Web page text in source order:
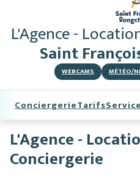
L'Agence -
Saint
WEBCAMS MÉTÉO/
Skier
Hébergements
Activités
ConciergerieTarifs
L'Agence -
Conciergerie